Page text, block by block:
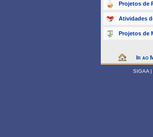
Projetos de
Atividades
Projetos de
Ir ao
SIGAA